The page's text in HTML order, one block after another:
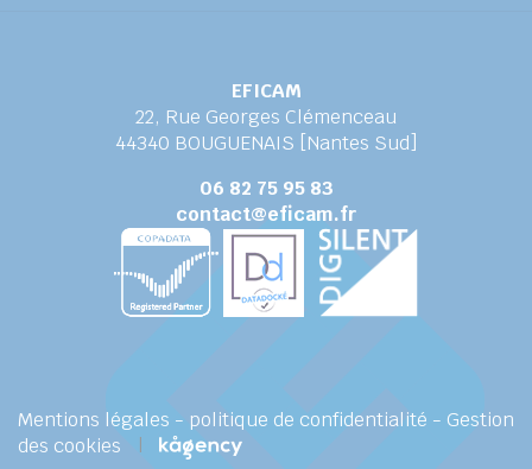
EFICAM
22, Rue Georges Clémenceau
44340 BOUGUENAIS [Nantes Sud]
06 82 75 95 83
contact@eficam.fr
Mentions légales - politique de confidentialité - Gestion
des cookies